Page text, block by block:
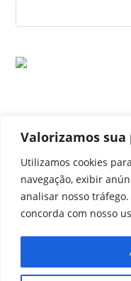
Valorizamos sua
Utilizamos cookies
navegação, exibir
analisar nosso tráfego.
concorda com nosso